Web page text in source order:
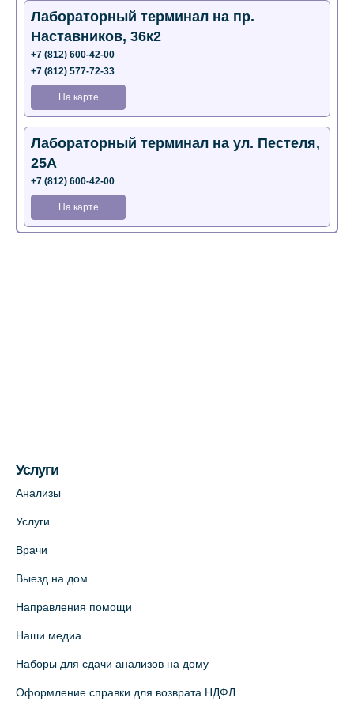
Лабораторный терминал на пр.
Наставников, 36к2
+7 (812) 600-42-00
+7 (812) 577-72-33
На карте
Лабораторный терминал на ул. Пестеля,
25А
+7 (812) 600-42-00
На карте
Медицинский центр на пр. Просвещения,
12к2 (официальный партнер)
Медицинский центр "Доктор Семейный"
(официальный партнер),
+7 (812) 664-55-80
На карте
Услуги
Анализы
Услуги
Врачи
Выезд на дом
Направления помощи
Наши медиа
Наборы для сдачи анализов на дому
Оформление справки для возврата НДФЛ